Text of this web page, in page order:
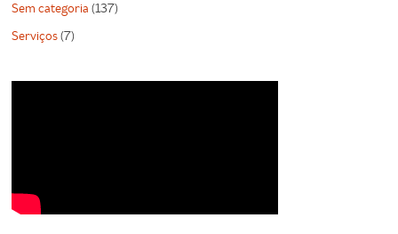
Sem categoria (137)
Serviços(7)